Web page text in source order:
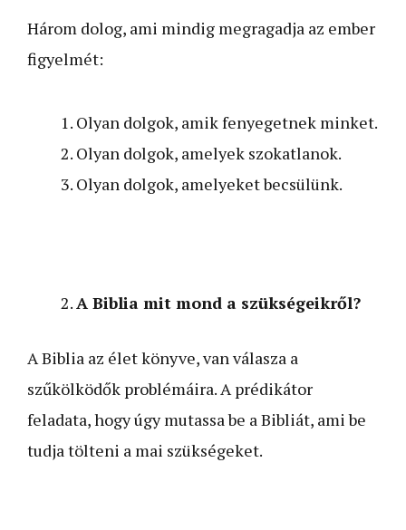
Három dolog, ami mindig megragadja az ember
figyelmét:
Olyan dolgok, amik fenyegetnek minket.
Olyan dolgok, amelyek szokatlanok.
Olyan dolgok, amelyeket becsülünk.
A Biblia mit mond a szükségeikről?
A Biblia az élet könyve, van válasza a
szűkölködők problémáira. A prédikátor
feladata, hogy úgy mutassa be a Bibliát, ami be
tudja tölteni a mai szükségeket.